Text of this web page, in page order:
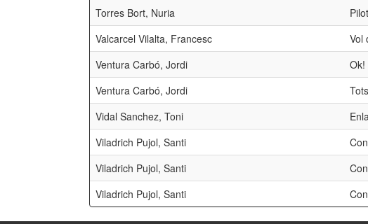
Torres Bort, Nuria
Valcarcel Vilalta, Francesc
Vol
Ventura Carbó, Jordi
Ok!
Ventura Carbó, Jordi
Vidal Sanchez, Toni
Viladrich Pujol, Santi
Viladrich Pujol, Santi
Viladrich Pujol, Santi